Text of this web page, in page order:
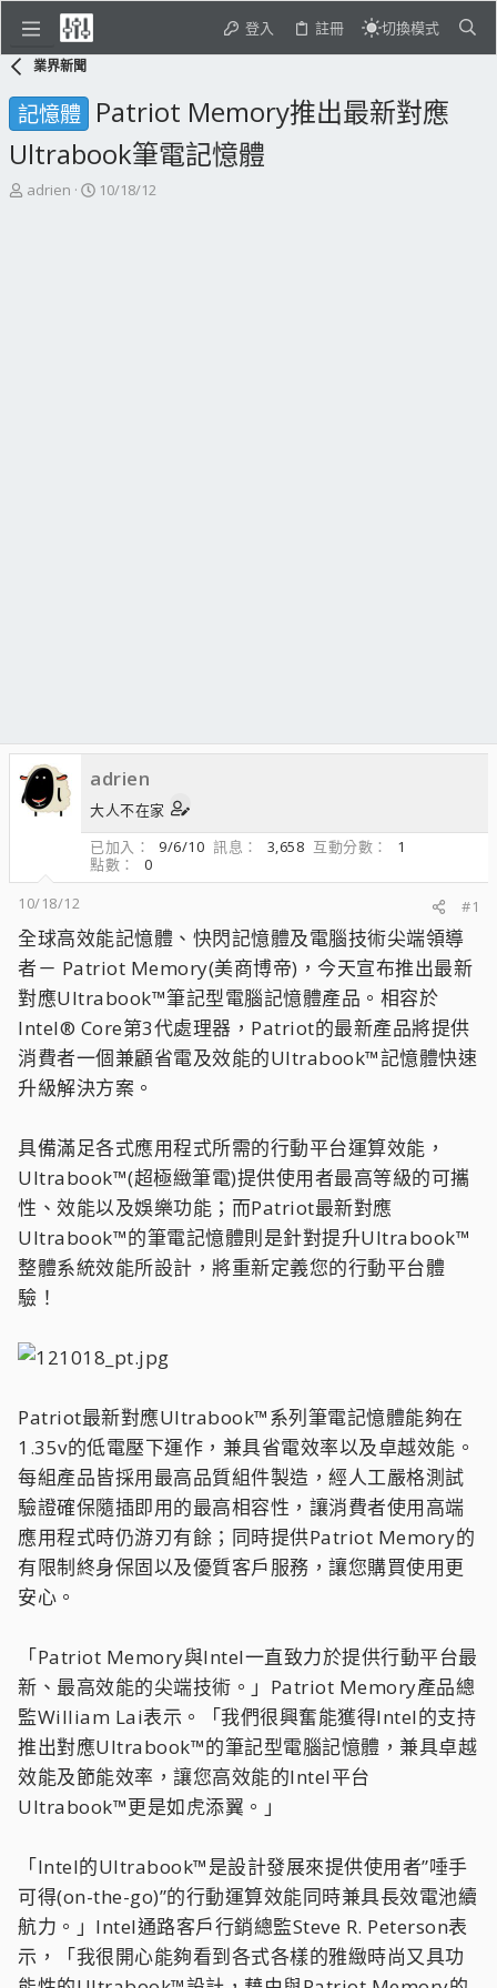
登入 註冊 切換模式
業界新聞
記憶體 Patriot Memory推出最新對應
Ultrabook筆電記憶體
主
adrien
開
10/18/12
adrien
大人不在家
已加入
9/6/10 訊息 3,658 互動分數
1
點數
0
10/18/12
#1
全球高效能記憶體、快閃記憶體及電腦技術尖端領導
者－ Patriot Memory(美商博帝)，今天宣布推出最新
對應Ultrabook™筆記型電腦記憶體產品。相容於
Intel® Core第3代處理器，Patriot的最新產品將提供
消費者一個兼顧省電及效能的Ultrabook™記憶體快速
升級解決方案。
具備滿足各式應用程式所需的行動平台運算效能，
Ultrabook™(超極緻筆電)提供使用者最高等級的可攜
性、效能以及娛樂功能；而Patriot最新對應
Ultrabook™的筆電記憶體則是針對提升Ultrabook™
整體系統效能所設計，將重新定義您的行動平台體
驗！
Patriot最新對應Ultrabook™系列筆電記憶體能夠在
1.35v的低電壓下運作，兼具省電效率以及卓越效能。
每組產品皆採用最高品質組件製造，經人工嚴格測試
驗證確保隨插即用的最高相容性，讓消費者使用高端
應用程式時仍游刃有餘；同時提供Patriot Memory的
有限制終身保固以及優質客戶服務，讓您購買使用更
安心。
「Patriot Memory與Intel一直致力於提供行動平台最
新、最高效能的尖端技術。」Patriot Memory產品總
監William Lai表示。「我們很興奮能獲得Intel的支持
推出對應Ultrabook™的筆記型電腦記憶體，兼具卓越
效能及節能效率，讓您高效能的Intel平台
Ultrabook™更是如虎添翼。」
「Intel的Ultrabook™是設計發展來提供使用者”唾手
可得(on-the-go)”的行動運算效能同時兼具長效電池續
航力。」Intel通路客戶行銷總監Steve R. Peterson表
示，「我很開心能夠看到各式各樣的雅緻時尚又具功